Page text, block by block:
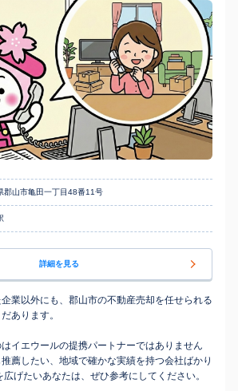
郡山市亀田一丁目48番11号
詳細を見る
業以外にも、郡山市の不動産売却を任せられる
あります。
イエウールの提携パートナーではありません
薦したい、地域で確かな実績を持つ会社ばかり
げたいあなたは、ぜひ参考にしてください。